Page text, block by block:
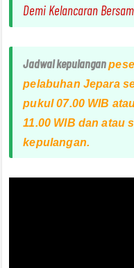
Demi Kelancaran
Jadwal kepulangan
pelabuhan Jepara
pukul 07.00 WIB
11.00 WIB dan atau
kepulangan.